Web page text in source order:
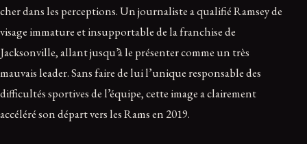
cher dans les perceptions. Un journaliste a qualifié Ramsey de
visage immature et insupportable de la franchise de
Jacksonville, allant jusqu’à le présenter comme un très
mauvais leader. Sans faire de lui l’unique responsable des
difficultés sportives de l’équipe, cette image a clairement
accéléré son départ vers les Rams en 2019.